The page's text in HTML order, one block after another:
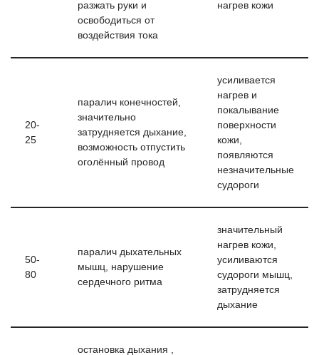
разжать руки и
освободиться от
воздействия тока
нагрев кожи
20-
25
паралич конечностей,
значительно
затрудняется дыхание,
возможность отпустить
оголённый провод
усиливается
нагрев и
покалывание
поверхности
кожи,
появляются
незначительные
судороги
50-
80
паралич дыхательных
мышц, нарушение
сердечного ритма
значительный
нагрев кожи,
усиливаются
судороги мышц,
затрудняется
дыхание
остановка дыхания ,